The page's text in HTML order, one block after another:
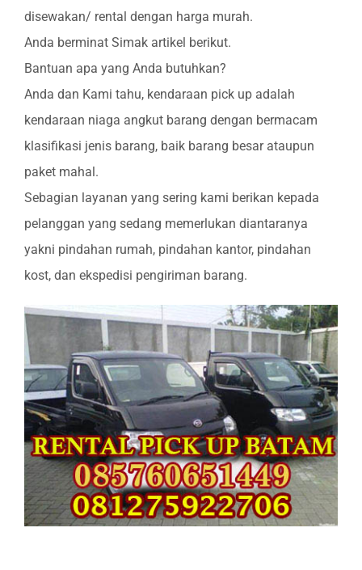
disewakan/ rental dengan harga murah.
Anda berminat Simak artikel berikut.
Bantuan apa yang Anda butuhkan?
Anda dan Kami tahu, kendaraan pick up adalah
kendaraan niaga angkut barang dengan bermacam
klasifikasi jenis barang, baik barang besar ataupun
paket mahal.
Sebagian layanan yang sering kami berikan kepada
pelanggan yang sedang memerlukan diantaranya
yakni pindahan rumah, pindahan kantor, pindahan
kost, dan ekspedisi pengiriman barang.